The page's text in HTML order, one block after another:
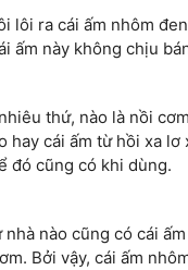
lôi ra cái ấm nhôm
ấm này không chịu
thứ, nào là nồi
cái ấm từ hồi xa lơ
đó cũng có khi dùng.
nào cũng có cái
Bởi vậy, cái ấm